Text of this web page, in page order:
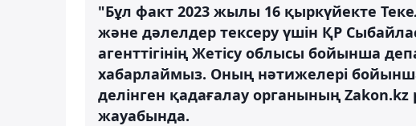
"Бұл факт 2023 жылы 16 қыркүйекте
және дәлелдер тексеру үшін ҚР
агенттігінің Жетісу облысы бойынша
хабарлаймыз. Оның нәтижелері бойынша
делінген қадағалау органының
жауабында.